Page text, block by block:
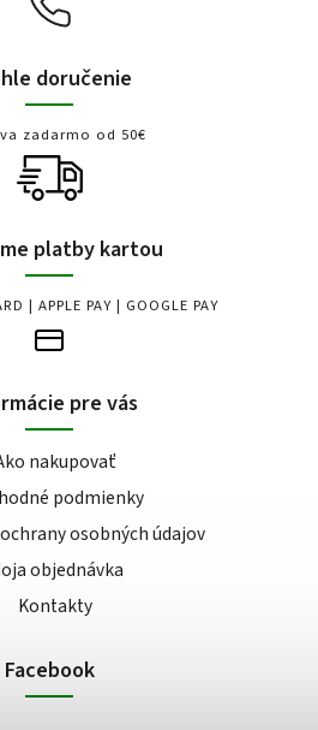
doručenie
zadarmo od 50€
platby kartou
| APPLE PAY | GOOGLE PAY
pre vás
nakupovať
podmienky
osobných údajov
objednávka
Kontakty
Facebook